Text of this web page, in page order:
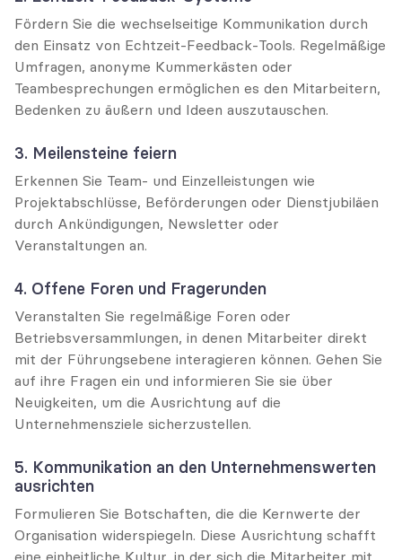
Fördern Sie die wechselseitige Kommunikation durch
den Einsatz von Echtzeit-Feedback-Tools. Regelmäßige
Umfragen, anonyme Kummerkästen oder
Teambesprechungen ermöglichen es den Mitarbeitern,
Bedenken zu äußern und Ideen auszutauschen.
3. Meilensteine feiern
Erkennen Sie Team- und Einzelleistungen wie
Projektabschlüsse, Beförderungen oder Dienstjubiläen
durch Ankündigungen, Newsletter oder
Veranstaltungen an.
4. Offene Foren und Fragerunden
Veranstalten Sie regelmäßige Foren oder
Betriebsversammlungen, in denen Mitarbeiter direkt
mit der Führungsebene interagieren können. Gehen Sie
auf ihre Fragen ein und informieren Sie sie über
Neuigkeiten, um die Ausrichtung auf die
Unternehmensziele sicherzustellen.
5. Kommunikation an den Unternehmenswerten
ausrichten
Formulieren Sie Botschaften, die die Kernwerte der
Organisation widerspiegeln. Diese Ausrichtung schafft
eine einheitliche Kultur, in der sich die Mitarbeiter mit